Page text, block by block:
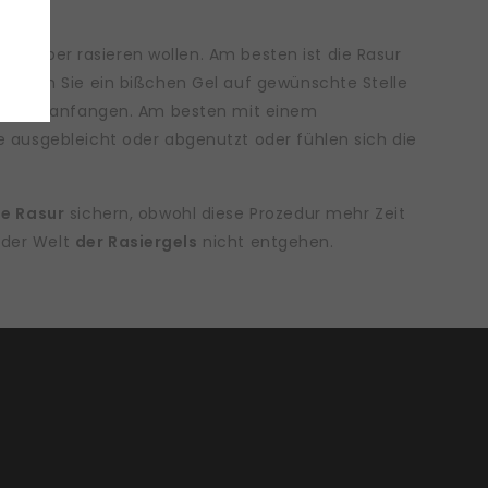
Körper rasieren wollen. Am besten ist die Rasur
Sie ein bißchen Gel auf gewünschte Stelle
Rasur anfangen. Am besten mit einem
ausgebleicht oder abgenutzt oder fühlen sich die
Rasur sichern, obwohl diese Prozedur mehr Zeit
Welt der Rasiergels nicht entgehen.